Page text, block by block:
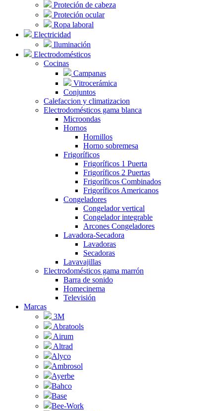
Proteción de cabeza
Proteción ocular
Ropa laboral
Electricidad
Iluminación
Electrodomésticos
Cocinas
Campanas
Vitrocerámica
Conjuntos
Calefaccion y climatizacion
Electrodomésticos gama blanca
Microondas
Hornos
Hornillos
Horno sobremesa
Frigoríficos
Frigoríficos 1 Puerta
Frigoríficos 2 Puertas
Frigoríficos Combinados
Frigoríficos Americanos
Congeladores
Congelador vertical
Congelador integrable
Arcones Congeladores
Lavadora-Secadora
Lavadoras
Secadoras
Lavavajillas
Electrodomésticos gama marrón
Barra de sonido
Homecinema
Televisión
Marcas
3M
Abratools
Airum
Altrad
Alyco
Ambrosol
Ayerbe
Bahco
Base
Bee-Work